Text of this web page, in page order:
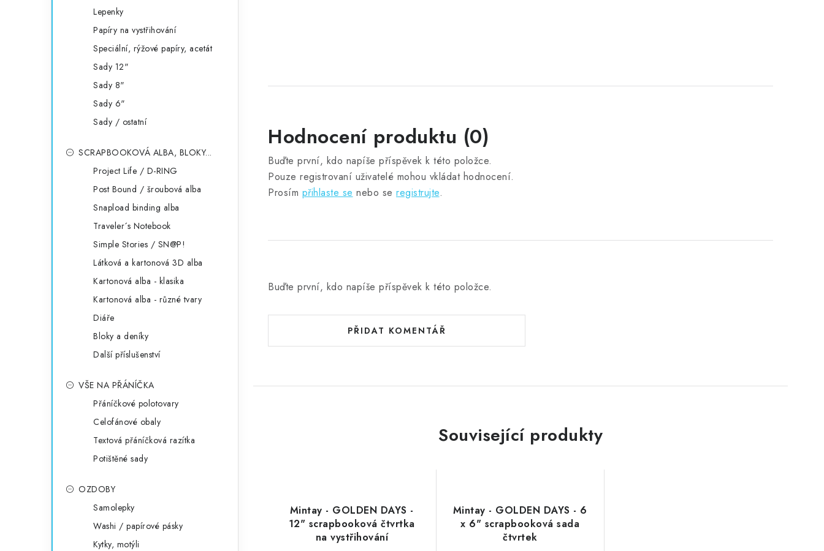
Lepenky
Papíry na vystřihování
Speciální, rýžové papíry, acetát
Sady 12"
Sady 8"
Sady 6"
Sady / ostatní
SCRAPBOOKOVÁ ALBA, BLOKY...
Project Life / D-RING
Post Bound / šroubová alba
Snapload binding alba
Traveler´s Notebook
Simple Stories / SN@P!
Látková a kartonová 3D alba
Kartonová alba - klasika
Kartonová alba - různé tvary
Diáře
Bloky a deníky
Další příslušenství
VŠE NA PŘÁNÍČKA
Přáníčkové polotovary
Celofánové obaly
Textová přáníčková razítka
Potištěné sady
OZDOBY
Samolepky
Washi / papírové pásky
Kytky, motýli
Hodnocení produktu (0)
Buďte první, kdo napíše příspěvek k této položce.
Pouze registrovaní uživatelé mohou vkládat hodnocení.
Prosím přihlaste se nebo se registrujte.
Buďte první, kdo napíše příspěvek k této položce.
PŘIDAT KOMENTÁŘ
Související produkty
Mintay - GOLDEN DAYS -
12" scrapbooková čtvrtka
na vystřihování
Mintay - GOLDEN DAYS - 6
x 6" scrapbooková sada
čtvrtek